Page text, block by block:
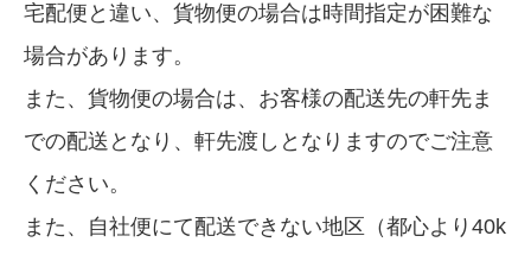
宅配便と違い、貨物便の場合は時間指定が困難な
場合があります。
また、貨物便の場合は、お客様の配送先の軒先ま
での配送となり、軒先渡しとなりますのでご注意
ください。
また、自社便にて配送できない地区（都心より40k